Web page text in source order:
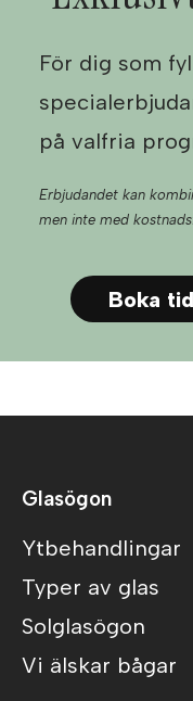
För dig som
på valfria
Erbjudandet kan
men inte med
Boka tid
Glasögon
Ytbehandlingar
Typer av glas
Solglasögon
Vi älskar bågar